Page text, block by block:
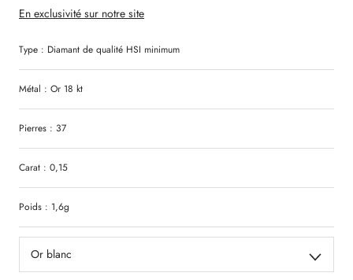
En exclusivité sur notre site
Type : Diamant de qualité HSI minimum
Métal : Or 18 kt
Pierres : 37
Carat : 0,15
Poids : 1,6g
Or blanc